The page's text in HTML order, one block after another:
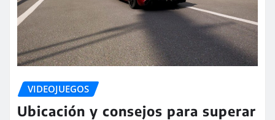
VIDEOJUEGOS
Ubicación y consejos para superar